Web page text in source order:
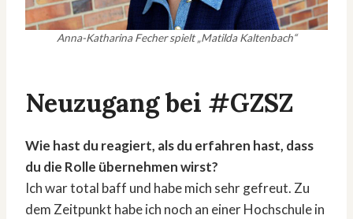
Anna-Katharina Fecher spielt „Matilda Kaltenbach“
Neuzugang bei #GZSZ
Wie hast du reagiert, als du erfahren hast, dass
du die Rolle übernehmen wirst?
Ich war total baff und habe mich sehr gefreut. Zu
dem Zeitpunkt habe ich noch an einer Hochschule in